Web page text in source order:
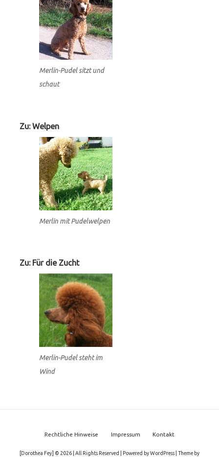
Merlin-Pudel sitzt und
schaut
Zu: Welpen
Merlin mit Pudelwelpen
Zu: Für die Zucht
Merlin-Pudel steht im
Wind
Footer
Menu
Rechtliche Hinweise Impressum Kontakt
[Dorothea Fey] © 2026 | All Rights Reserved Powered byWordPress Theme by